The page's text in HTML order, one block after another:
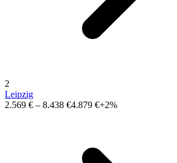
2
Leipzig
2.569 € – 8.438 €4.879 €+2%